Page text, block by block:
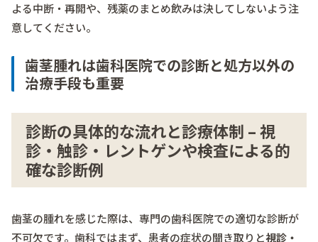
よる中断・再開や、残薬のまとめ飲みは決してしないよう注
意してください。
歯茎腫れは歯科医院での診断と処方以外の
治療手段も重要
診断の具体的な流れと診療体制 – 視
診・触診・レントゲンや検査による的
確な診断例
歯茎の腫れを感じた際は、専門の歯科医院での適切な診断が
不可欠です。歯科ではまず、患者の症状の聞き取りと視診・